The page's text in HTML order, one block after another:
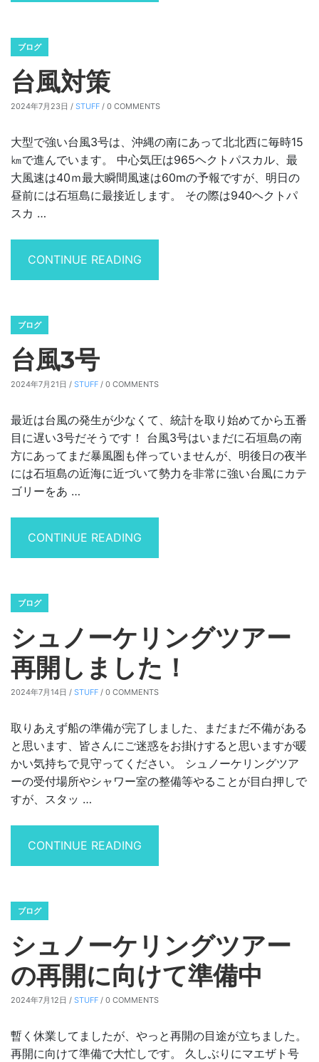
ブログ
台風対策
2024年7月23日 / STUFF / 0 COMMENTS
大型で強い台風3号は、沖縄の南にあって北北西に毎時15
㎞で進んでいます。 中心気圧は965ヘクトパスカル、最
大風速は40ｍ最大瞬間風速は60mの予報ですが、明日の
昼前には石垣島に最接近します。 その際は940ヘクトパ
スカ …
CONTINUE READING
ブログ
台風3号
2024年7月21日 / STUFF / 0 COMMENTS
最近は台風の発生が少なくて、統計を取り始めてから五番
目に遅い3号だそうです！ 台風3号はいまだに石垣島の南
方にあってまだ暴風圏も伴っていませんが、明後日の夜半
には石垣島の近海に近づいて勢力を非常に強い台風にカテ
ゴリーをあ …
CONTINUE READING
ブログ
シュノーケリングツアー
再開しました！
2024年7月14日 / STUFF / 0 COMMENTS
取りあえず船の準備が完了しました、まだまだ不備がある
と思います、皆さんにご迷惑をお掛けすると思いますが暖
かい気持ちで見守ってください。 シュノーケリングツア
ーの受付場所やシャワー室の整備等やることが目白押しで
すが、スタッ …
CONTINUE READING
ブログ
シュノーケリングツアー
の再開に向けて準備中
2024年7月12日 / STUFF / 0 COMMENTS
暫く休業してましたが、やっと再開の目途が立ちました。
再開に向けて準備で大忙しです。 久しぶりにマエザト号